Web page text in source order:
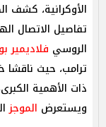
تفاصيل الاتصال
الروسي فلاديمير
ترامب، حيث ناقشا
ذات الأهمية
ويستعرض الموجز